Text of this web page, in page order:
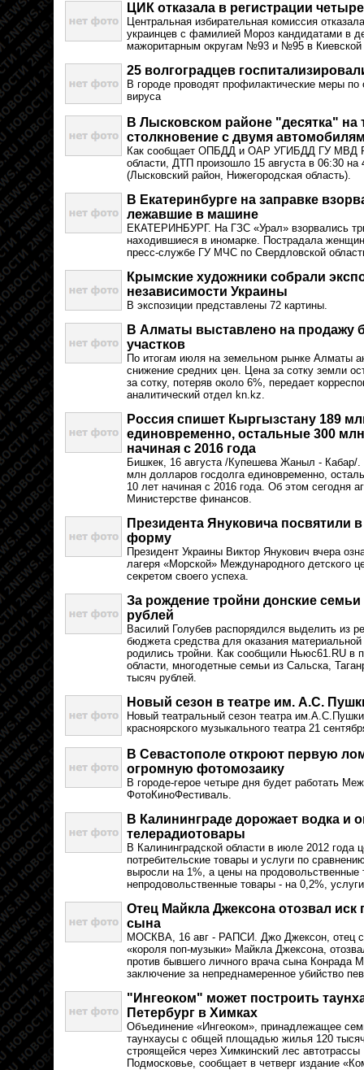
ЦИК отказала в регистрации
Центральная избирательная комиссия
украинцев с фамилией Мороз кандидатами в
мажоритарным округам №93 и №95 в Киевской
25 волгоградцев
В городе проводят профилактические меры по
вируса
В Лысковском районе "десятка" на
столкновение с двумя
Как сообщает ОПБДД и ОАР УГИБДД ГУ МВД
области, ДТП произошло 15 августа в 06:30
(Лысковский район, Нижегородская область).
В Екатеринбурге на заправке
лежавшие в машине
ЕКАТЕРИНБУРГ. На ГЗС «Урал» взорвались
находившиеся в иномарке. Пострадала
пресс-службе ГУ МЧС по Свердловской
Крымские художники собрали
независимости Украины
В экспозиции представлены 72 картины.
В Алматы выставлено на продажу
участков
По итогам июля на земельном рынке Алматы
снижение средних цен. Цена за сотку земли
за сотку, потеряв около 6%, передает
аналитический отдел kn.kz.
Россия спишет Кыргызстану 189
единовременно, остальные 300 млн
начиная с 2016 года
Бишкек, 16 августа /Купешева Жаныл - Кабар/.
млн долларов госдолга единовременно,
10 лет начиная с 2016 года. Об этом сегодня
Министерстве финансов.
Президента Януковича посвятили
форму
Президент Украины Виктор Янукович вчера
лагеря «Морской» Международного детского
секретом своего успеха.
За рождение тройни донские семьи
рублей
Василий Голубев распорядился выделить из
бюджета средства для оказания
родились тройни. Как сообщили Ньюс61.RU в
области, многодетные семьи из Сальска,
тысяч рублей.
Новый сезон в театре им. А.С.
Новый театральный сезон театра
красноярского музыкального театра 21
В Севастополе откроют первую
огромную фотомозаику
В городе-герое четыре дня будет работать
ФотоКиноФестиваль.
В Калининграде дорожает водка и
телерадиотовары
В Калининградской области в июле 2012 года
потребительские товары и услуги по
выросли на 1%, а цены на продовольственные
непродовольственные товары - на 0,2%,
Отец Майкла Джексона отозвал
сына
МОСКВА, 16 авг - РАПСИ. Джо Джексон, отец
«короля поп-музыки» Майкла Джексона,
против бывшего личного врача сына
заключение за непреднамеренное убийство
"Ингеоком" может построить
Петербург в Химках
Объединение «Ингеоком», принадлежащее
таунхаусы с общей площадью жилья 120
строящейся через Химкинский лес
Подмосковье, сообщает в четверг издание